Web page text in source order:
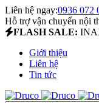
Liên hệ ngay:0936 072
Hỗ trợ vận chuyển nội
FLASH SALE:
Giới thiệu
Liên hệ
Tin tức